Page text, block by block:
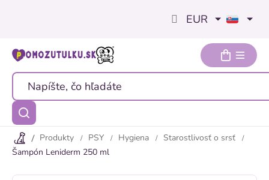
EUR
Produkty PSY Hygiena
Starostlivosť o srsť
Šampón Leniderm 250 ml